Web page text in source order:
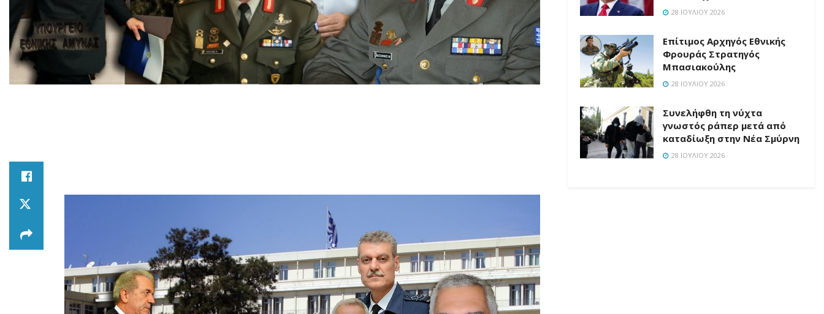
28 ΙΟΥΛΊΟΥ 2026
Επίτιμος Αρχηγός Εθνικής
Φρουράς Στρατηγός
Μπασιακούλης
28 ΙΟΥΛΊΟΥ 2026
Συνελήφθη τη νύχτα
γνωστός ράπερ μετά από
καταδίωξη στην Νέα Σμύρνη
28 ΙΟΥΛΊΟΥ 2026